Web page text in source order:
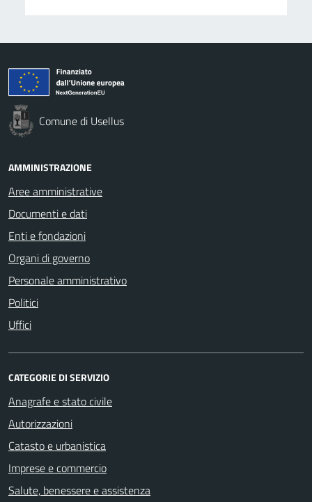
Comune di Usellus
AMMINISTRAZIONE
Aree amministrative
Documenti e dati
Enti e fondazioni
Organi di governo
Personale amministrativo
Politici
Uffici
CATEGORIE DI SERVIZIO
Anagrafe e stato civile
Autorizzazioni
Catasto e urbanistica
Imprese e commercio
Salute, benessere e assistenza